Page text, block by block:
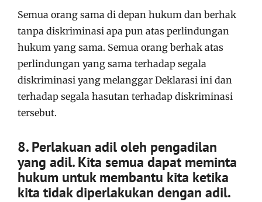
Semua orang sama di depan hukum dan berhak
tanpa diskriminasi apa pun atas perlindungan
hukum yang sama. Semua orang berhak atas
perlindungan yang sama terhadap segala
diskriminasi yang melanggar Deklarasi ini dan
terhadap segala hasutan terhadap diskriminasi
tersebut.
8. Perlakuan adil oleh pengadilan
yang adil. Kita semua dapat meminta
hukum untuk membantu kita ketika
kita tidak diperlakukan dengan adil.